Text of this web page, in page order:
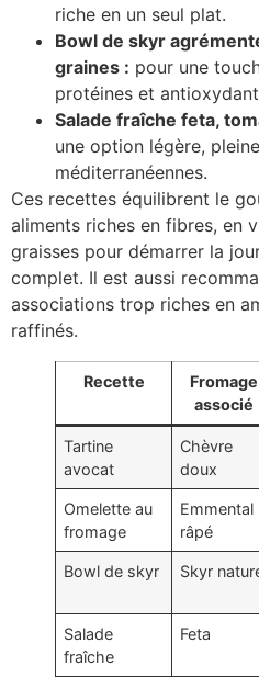
riche en un seul plat.
Bowl de skyr
graines : pour une
protéines et
Salade fraîche feta,
une option légère,
méditerranéennes.
Ces recettes équilibrent le
aliments riches en fibres, en
graisses pour démarrer la
complet. Il est aussi
associations trop riches en
raffinés.
Recette
Fromage
associé
Tartine
avocat
Chèvre
doux
Omelette au
fromage
Emmental
râpé
Bowl de skyr Skyr
Salade
fraîche
Feta